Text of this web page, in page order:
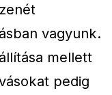
vagyunk.
mellett
pedig